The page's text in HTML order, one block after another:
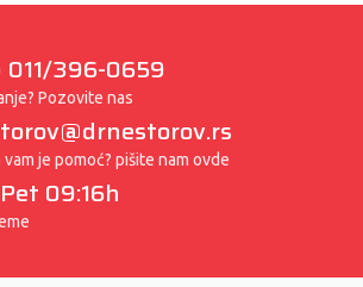
011/396-0659
Pozovite nas
je pomoć? pišite nam ovde
09:16h